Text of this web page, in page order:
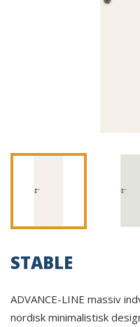
STABLE
ADVANCE-LINE massiv
nordisk minimalistisk